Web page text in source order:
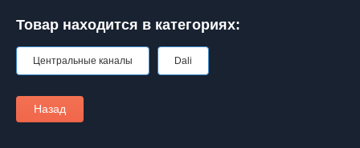
Товар находится в категориях:
Центральные каналы Dali
Назад